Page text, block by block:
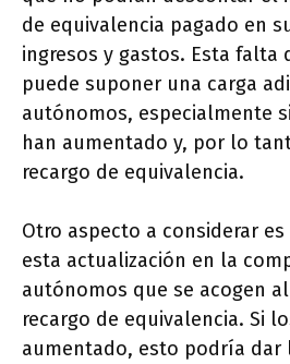
de equivalencia pagado en
ingresos y gastos. Esta falta
puede suponer una carga
autónomos, especialmente
han aumentado y, por lo
recargo de equivalencia.
Otro aspecto a considerar
esta actualización en la
autónomos que se acogen
recargo de equivalencia. Si
aumentado, esto podría dar